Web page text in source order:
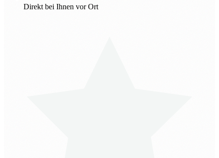
Direkt bei Ihnen vor Ort